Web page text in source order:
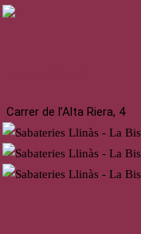
Carrer de l’Alta Riera, 4